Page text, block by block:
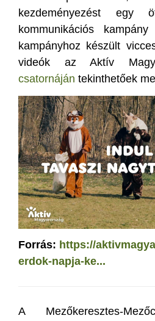
kezdeményezést egy
kommunikációs
kampányhoz készült
videók az Aktív
csatornáján tekinthetőek
Forrás: https://
erdok-napja-ke...
A Mezőkeresztes-